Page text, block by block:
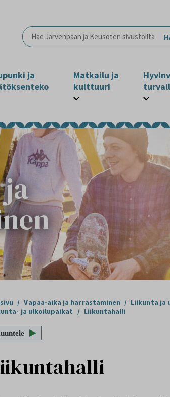
ja
Matkailu ja
kulttuuri
/ Vapaa-aika ja harrastaminen / Liikunta ja
ja ulkoilupaikat
/ Liikuntahalli